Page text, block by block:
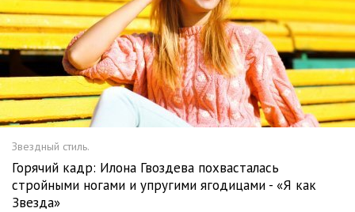
Звездный стиль.
Горячий кадр: Илона Гвоздева похвасталась
стройными ногами и упругими ягодицами - «Я как
Звезда»